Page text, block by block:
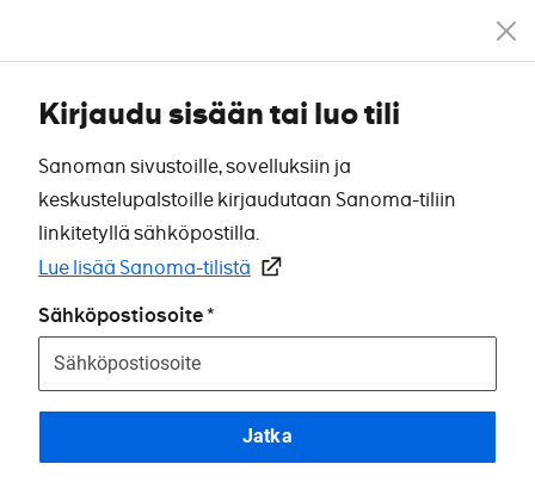
Kirjaudu sisään tai luo tili
Sanoman sivustoille, sovelluksiin ja
keskustelupalstoille kirjaudutaan Sanoma-tiliin
linkitetyllä sähköpostilla.
Lue lisää Sanoma-tilistä
Sähköpostiosoite
Jatka